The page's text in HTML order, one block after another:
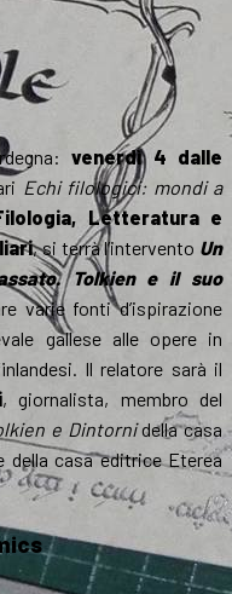
venerdì 4 dalle
Echi filologici: mondi a
Letteratura e
, si terrà l’intervento Un
Tolkien e il suo
varie fonti d’ispirazione
gallese alle opere in
Il relatore sarà il
, giornalista, membro del
e Dintornidella casa
della casa editrice Eterea